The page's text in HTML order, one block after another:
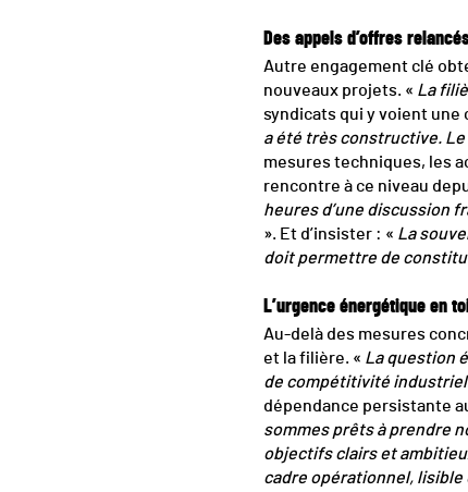
Des appels d’offres
Autre engagement clé
nouveaux projets. « La
syndicats qui y voient une
a été très constructive. Le
mesures techniques, les
rencontre à ce niveau
heures d’une discussion
». Et d’insister : « La
doit permettre de
L’urgence énergétique en
Au-delà des mesures
et la filière. « La question
de compétitivité
dépendance persistante
sommes prêts à prendre
objectifs clairs et
cadre opérationnel, lisible